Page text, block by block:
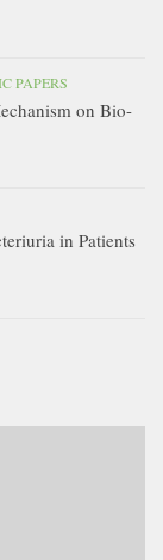
PAPERS
on Bio-
in Patients